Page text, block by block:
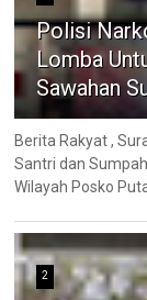
Polisi
Lomba
Sawahan
Berita Rakyat ,
Santri dan
Wilayah Posko
2